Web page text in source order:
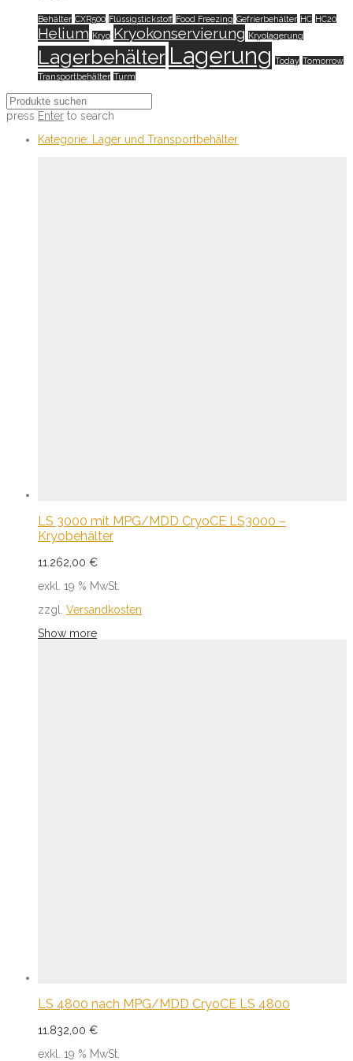
Behälter CXR500 Flüssigstickstoff Food Freezing Gefrierbehälter HC HC20
Helium Kryo Kryokonservierung Kryolagerung
Lagerbehälter Lagerung Today Tomorrow
Transportbehälter Turm
press Enter to search
Kategorie: Lager und Transportbehälter
LS 3000 mit MPG/MDD CryoCE LS3000 –
Kryobehälter
11.262,00 €
exkl. 19 % MwSt.
zzgl. Versandkosten
Show more
LS 4800 nach MPG/MDD CryoCE LS 4800
11.832,00 €
exkl. 19 % MwSt.